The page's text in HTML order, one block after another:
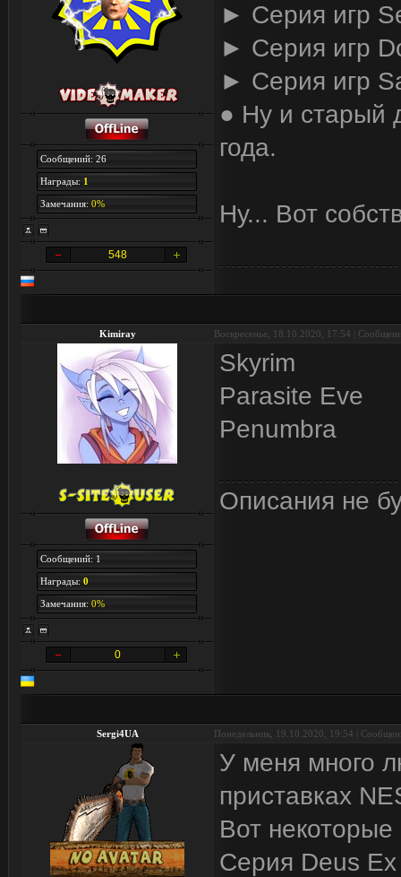
Сообщений: 26
Награды: 1
Замечания: 0%
548
► Серия игр
► Серия игр
► Серия игр
● Ну и старый
года.
Ну... Вот
Kimiray Воскресенье, 18.10.2020, 17:54 |
Сообщений: 1
Награды: 0
Замечания: 0%
0
Skyrim
Parasite Eve
Penumbra
Описания не
Sergi4UA Понедельник, 19.10.2020, 19:54 |
У меня много
приставках
Вот некоторые
Серия Deus Ex